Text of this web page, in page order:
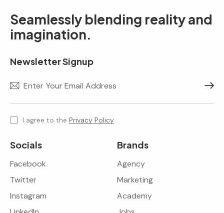
Seamlessly blending reality and
imagination.
Newsletter Signup
I agree to the Privacy Policy.
Socials
Facebook
Twitter
Instagram
Brands
Agency
Marketing
Academy